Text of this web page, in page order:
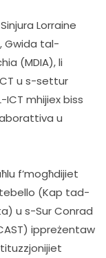
Lorraine
Gwida tal-
(MDIA), li
u s-settur
ICT mhijiex biss
u
(Kap tad-
u s-Sur Conrad
ippreżentaw